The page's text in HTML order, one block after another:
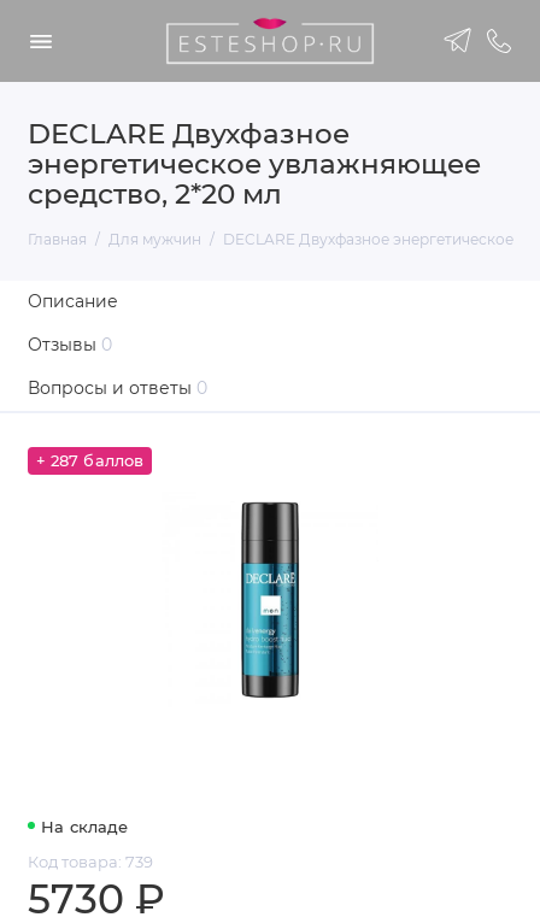
DECLARE Двухфазное
энергетическое увлажняющее
средство, 2*20 мл
Главная Для мужчин DECLARE Двухфазное энергетическое
Описание
Отзывы 0
Вопросы и ответы 0
+ 287 баллов
На складе
Код товара: 739
5730 ₽